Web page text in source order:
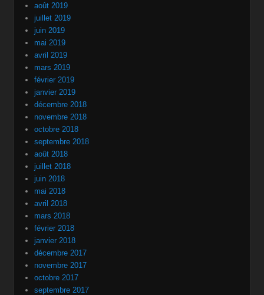
août 2019
juillet 2019
juin 2019
mai 2019
avril 2019
mars 2019
février 2019
janvier 2019
décembre 2018
novembre 2018
octobre 2018
septembre 2018
août 2018
juillet 2018
juin 2018
mai 2018
avril 2018
mars 2018
février 2018
janvier 2018
décembre 2017
novembre 2017
octobre 2017
septembre 2017